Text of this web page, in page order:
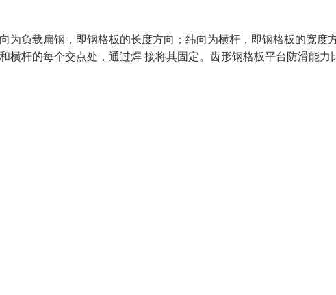
为负载扁钢，即钢格板的长度方向；纬向为横杆，即钢格板的宽度
横杆的每个交点处，通过焊 接将其固定。齿形钢格板平台防滑能力